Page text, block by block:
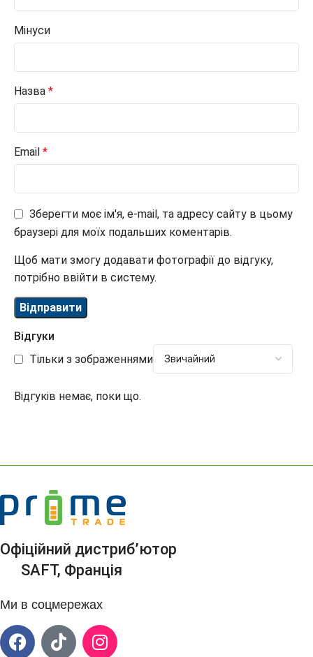
Відгуки
Тільки з зображеннями
Відгуків немає, поки що.
Мінуси
Назва *
Email *
Зберегти моє ім'я, e-mail, та адресу сайту в цьому
браузері для моїх подальших коментарів.
Щоб мати змогу додавати фотографії до відгуку,
потрібно ввійти в систему.
Офіційний дистриб’ютор
SAFT, Франція
Ми в соцмережах